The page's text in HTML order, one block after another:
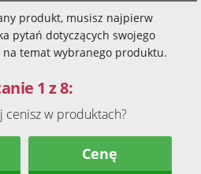
produkt, musisz najpierw
pytań dotyczących swojego
temat wybranego produktu.
1 z 8:
cenisz w produktach?
Cenę